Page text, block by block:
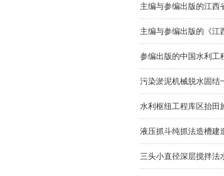
主编与参编出版的江西
主编与参编出版的《江
参编出版的中国水利工
污染淤泥机械脱水固结
水利枢纽工程库区抬田
液压抓斗纯抓法造槽建
三头小直径深层搅拌法